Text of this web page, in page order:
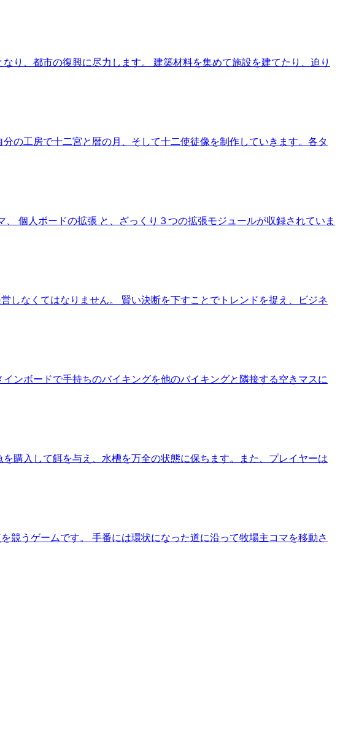
り、都市の復興に尽力します。 建築材料を集めて施設を建てたり、迫り
の工房で十二宮と暦の月、そして十二使徒像を制作していきます。各タ
個人ボードの拡張 と、ざっくり３つの拡張モジュールが収録されていま
しなくてはなりません。 賢い決断を下すことでトレンドを捉え、ビジネ
ンボードで手持ちのバイキングを他のバイキングと隣接する空きマスに
購入して餌を与え、水槽を万全の状態に保ちます。また、プレイヤーは
競うゲームです。 手番には環状になった道に沿って牧場主コマを移動さ